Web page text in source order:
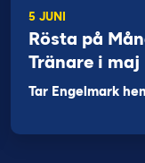
5 JUNI
Rösta på
Tränare i maj
Tar Engelmark